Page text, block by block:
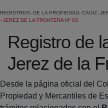
REGISTROS DE LA PROPIEDAD CADIZ
JEREZ DE LA FRONTERA Nº 03
Registro de
Jerez de la
Desde la página oficial del
Propiedad y Mercantiles de